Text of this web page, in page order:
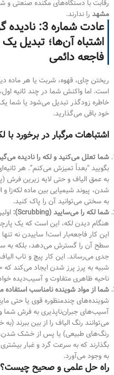
رقابت با دستگاه‌های مکنده صنعتی
مشهد را ندارند.
عادت شماره
اشتباه آن‌ها؛ تبدیل
فاجعه دائمی
ریختن چای، قهوه، شربت یا هر ماده
است. اما واکنش شما در چند ثانیه
خاطره زودگذر تبدیل می‌شود یا شما
خود باقی می‌گذارید.
اشتباهات مرگبار در برخورد با
شما تعلل می‌کنید و لکه را نادیده
بگویید “بعداً تمیزش می‌کنم”. هر
به عمق الیاف و حتی لایه زیرین
شدن، پیوند شیمیایی بین ماده لکه‌زا
به سختی می‌توانید آن را پاک کنید.
شما لکه را می‌سایید (Scrubbing):
هنگام دیدن لکه، این است که یک
این کار فاجعه‌بار است! ساییدن نه
سطح آن را گسترش می‌دهد، بلکه به
شبیه به پرز پرز شدن ایجاد می‌کند
ناحیه ظاهری متفاوت و آسیب‌دیده
شما از مواد شوینده نامناسب استفاده
شوینده‌های چندمنظوره قوی یا حتی
آسیب‌های جبران‌ناپذیری به فرش شما
می‌توانند رنگ الیاف را از بین
رنگ‌های طبیعی) یا پس از خشک شدن،
بگذارند که به سرعت گرد و غبار
به وجود می‌آورد.
راه حل علمی و صحیح چیست؟